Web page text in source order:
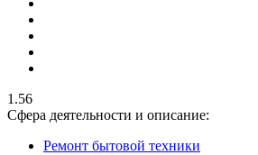
1.56
Сфера деятельности и описание:
Ремонт бытовой техники